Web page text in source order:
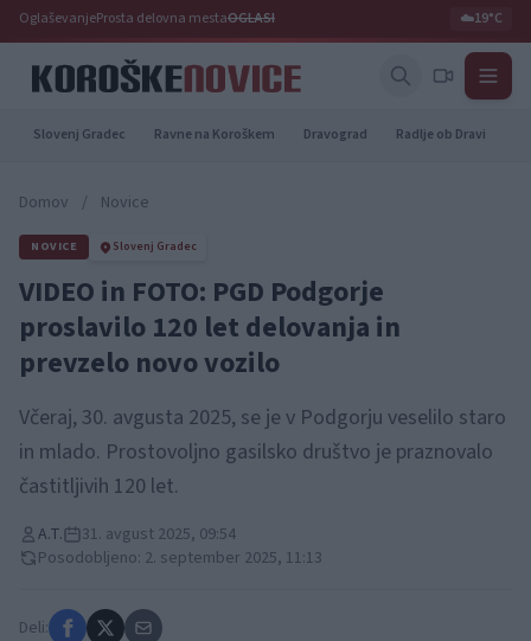
OglaševanjeProsta delovna mestaOGLASI ☁️19°C
Slovenj Gradec Ravne na Koroškem Dravograd Radlje ob Dravi
Domov / Novice
NOVICE Slovenj Gradec
VIDEO in FOTO: PGD Podgorje
proslavilo 120 let delovanja in
prevzelo novo vozilo
Včeraj, 30. avgusta 2025, se je v Podgorju veselilo staro
in mlado. Prostovoljno gasilsko društvo je praznovalo
častitljivih 120 let.
A.T.
31. avgust 2025, 09:54
Posodobljeno: 2. september 2025, 11:13
Deli: